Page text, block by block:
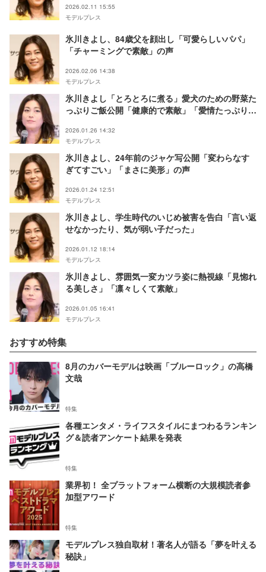
2026.02.11 15:55
モデルプレス
氷川きよし、84歳父を顔出し「可愛らしいパパ」
「チャーミングで素敵」の声
2026.02.06 14:38
モデルプレス
氷川きよし「とろとろに煮る」愛犬のための野菜た
っぷりご飯公開「健康的で素敵」「愛情たっぷり」
2026.01.26 14:32
モデルプレス
氷川きよし、24年前のジャケ写公開「変わらなす
ぎてすごい」「まさに美形」の声
2026.01.24 12:51
モデルプレス
氷川きよし、学生時代のいじめ被害を告白「言い返
せなかったり、気が弱い子だった」
2026.01.12 18:14
モデルプレス
氷川きよし、雰囲気一変カツラ姿に熱視線「見惚れ
る美しさ」「凛々しくて素敵」
2026.01.05 16:41
モデルプレス
おすすめ特集
8月のカバーモデルは映画「ブルーロック」の高橋
文哉
特集
各種エンタメ・ライフスタイルにまつわるランキン
グ＆読者アンケート結果を発表
特集
業界初！ 全プラットフォーム横断の大規模読者参
加型アワード
特集
モデルプレス独自取材！著名人が語る「夢を叶える
秘訣」